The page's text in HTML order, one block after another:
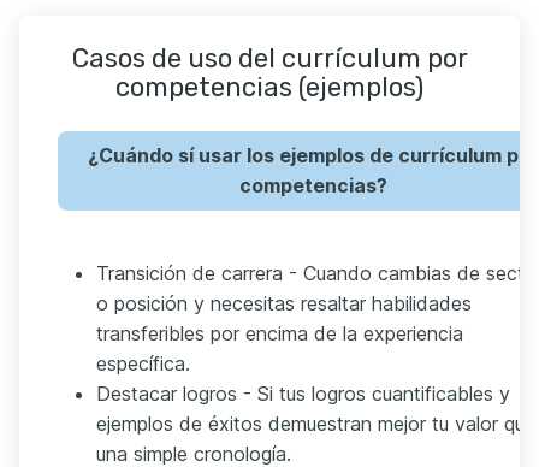
Casos de uso del currículum por
competencias (ejemplos)
¿Cuándo sí usar los ejemplos de currículum por
competencias?
Transición de carrera - Cuando cambias de
o posición y necesitas resaltar habilidades
transferibles por encima de la experiencia
específica.
Destacar logros - Si tus logros cuantificables y
ejemplos de éxitos demuestran mejor tu valor que
una simple cronología.